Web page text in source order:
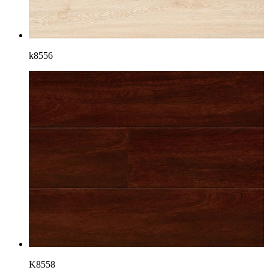
k8556
K8558